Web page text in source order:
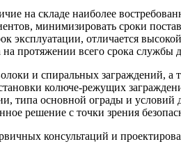
на складе наиболее
минимизировать сроки
эксплуатации, отличается
протяжении всего срока
и спиральных заграждений, а
колюче-режущих
типа основной ограды и
решение с точки зрения
консультаций и